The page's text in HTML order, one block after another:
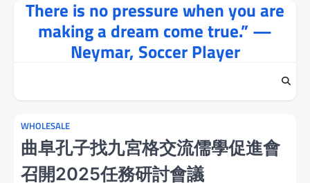
There is no pressure when you are
making a dream come true.” —
Neymar, Soccer Player
WHOLESALE
曲阜孔子找九宮格交流儒學促進會
召開2025任務研討會議